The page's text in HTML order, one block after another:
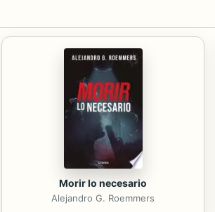
Morir lo necesario
Alejandro G. Roemmers